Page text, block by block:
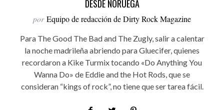
DESDE NORUEGA
por Equipo de redacción de Dirty Rock Magazine
Para The Good The Bad and The Zugly, salir a calentar
la noche madrileña abriendo para Gluecifer, quienes
recordaron a Kike Turmix tocando «Do Anything You
Wanna Do» de Eddie and the Hot Rods, que se
consideran “kings of rock”, no tiene que ser tarea fácil.